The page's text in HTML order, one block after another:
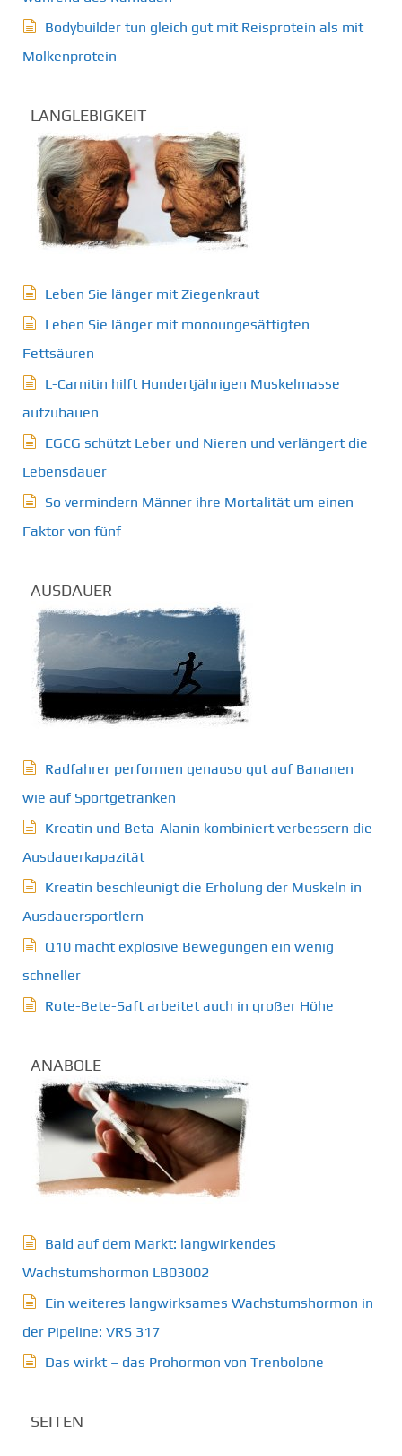
Bodybuilder tun gleich gut mit Reisprotein als mit
Molkenprotein
LANGLEBIGKEIT
Leben Sie länger mit Ziegenkraut
Leben Sie länger mit monoungesättigten
Fettsäuren
L-Carnitin hilft Hundertjährigen Muskelmasse
aufzubauen
EGCG schützt Leber und Nieren und verlängert die
Lebensdauer
So vermindern Männer ihre Mortalität um einen
Faktor von fünf
AUSDAUER
Radfahrer performen genauso gut auf Bananen
wie auf Sportgetränken
Kreatin und Beta-Alanin kombiniert verbessern die
Ausdauerkapazität
Kreatin beschleunigt die Erholung der Muskeln in
Ausdauersportlern
Q10 macht explosive Bewegungen ein wenig
schneller
Rote-Bete-Saft arbeitet auch in großer Höhe
ANABOLE
Bald auf dem Markt: langwirkendes
Wachstumshormon LB03002
Ein weiteres langwirksames Wachstumshormon in
der Pipeline: VRS 317
Das wirkt – das Prohormon von Trenbolone
SEITEN